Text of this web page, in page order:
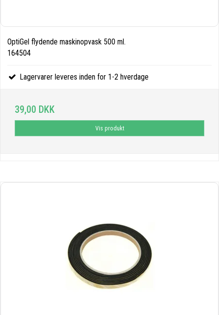
OptiGel flydende maskinopvask 500 ml.
164504
Lagervarer leveres inden for 1-2 hverdage
39,00 DKK
Vis produkt